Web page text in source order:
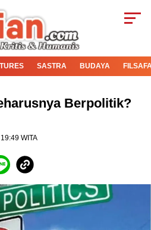
SASTRA BUDAYA
Berpolitik?
WITA